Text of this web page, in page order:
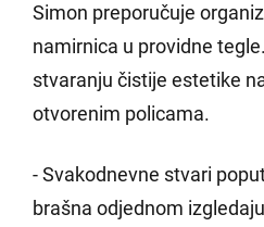
Simon preporučuje
namirnica u providne
stvaranju čistije estetike
otvorenim policama.
- Svakodnevne stvari
brašna odjednom